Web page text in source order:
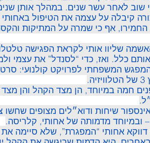
לאחר עשר שנים. במהלך אותן
קיבלה על עצמה את הטיפול
החמירו, אף כי שמרה על המתיקות
שליוו אותי לקראת הפגישה
כלל. ואז, כדי “לסנדל” את עצמי
המשפחתי לפרויקט קולנועי: סרט
חמה במיוחד, הן מצד הקהל והן
שיחות ודוא״לים מצופים שחשו
מדמותה של אחותי, קלריסה.
דווקא אחותי “המפגרת”, שלא סיימה